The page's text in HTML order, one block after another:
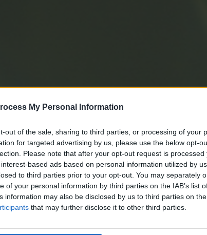
My Personal Information
out of the sale, sharing to third parties, or processing of your
for targeted advertising by us, please use the below opt-
Please note that after your opt-out request is processed
based ads based on personal information utilized by
to third parties prior to your opt-out. You may separately
of your personal information by third parties on the IAB’s list
information may also be disclosed by us to third parties on the
that may further disclose it to other third parties.